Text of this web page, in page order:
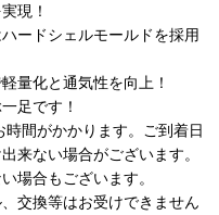
現！
ードシェルモールドを採用
量化と通気性を向上！
足です！
間がかかります。ご到着日
来ない場合がございます。
場合もございます。
交換等はお受けできません